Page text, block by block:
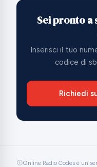
Sei pronto a
Inserisci il tuo
codice di
Richiedi
Online Radio Codes è un